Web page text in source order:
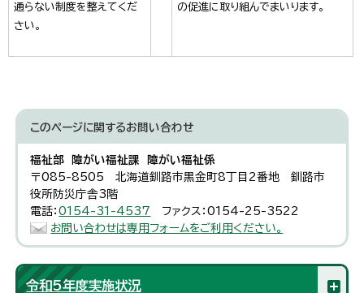
通らない制度を整えてくだ
さい。
の促進に取り組んでまいります。
このページに関するお問い合わせ
福祉部 障がい福祉課 障がい福祉係
〒085-8505 北海道釧路市黒金町8丁目2番地 釧路市
役所防災庁舎3階
電話：0154-31-4537
ファクス：0154-25-3522
お問い合わせは専用フォームをご利用ください。
令和5年度実施状況